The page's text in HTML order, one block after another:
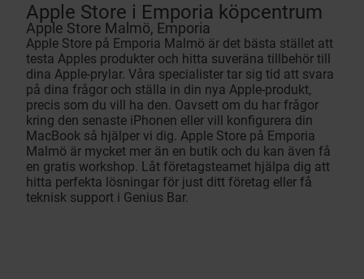
Apple Store i Emporia köpcentrum
Apple Store Malmö, Emporia
Apple Store på Emporia Malmö är det bästa stället att
testa Apples produkter och hitta suveräna tillbehör till
dina Apple-prylar. Våra specialister tar sig tid att svara
på dina frågor och ställa in din nya Apple-produkt,
precis som du vill ha den. Oavsett om du har frågor
kring den senaste iPhonen eller vill konfigurera din
MacBook så hjälper vi dig. Apple Store på Emporia
Malmö är mycket mer än en butik och du kan även få
en gratis workshop. Låt företagsteamet hjälpa dig att
hitta perfekta lösningar för just ditt företag eller få
teknisk support i Genius Bar.